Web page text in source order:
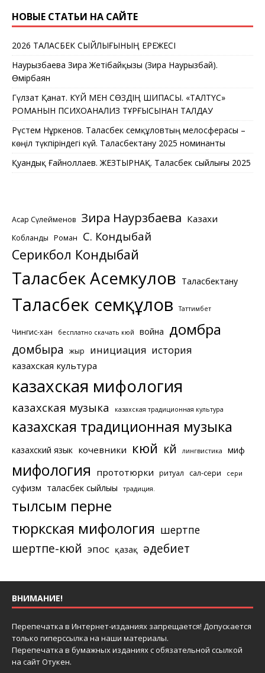
НОВЫЕ СТАТЬИ НА САЙТЕ
2026 ТАЛАСБЕК СЫЙЛЫҒЫНЫҢ ЕРЕЖЕСІ
Наурызбаева Зира Жетібайқызы (Зира Наурызбай).
Өмірбаян
Гүлзат Қанат. КҮЙ МЕН СӨЗДІҢ ШИПАСЫ. «ТАЛТҮС»
РОМАНЫН ПСИХОАНАЛИЗ ТҰРҒЫСЫНАН ТАЛДАУ
Рүстем Нұркенов. Таласбек Әсемқұловтың мелосферасы –
көңіл түкпіріндегі күй. Таласбектану 2025 номинанты
Қуандық Ғайноллаев. ЖЕЗТЫРНАҚ. Таласбек сыйлығы 2025
Асқар Сүлейменов Зира Наурзбаева Казахи
Кобланды Роман С. Кондыбай
Серикбол Кондыбай
Таласбек Асемкулов Таласбектану
Таласбек Әсемқұлов Таттимбет
Чингис-хан бесплатно скачать кюй война домбра
домбыра жыр инициация история
казахская культура
казахская мифология
казахская музыка казахская традиционная культура
казахская традиционная музыка
казахский язык кочевники кюй күй лингвистика миф
мифология прототюрки ритуал сал-сери сери
суфизм таласбек сыйлығы традиция.
тылсым перне
тюркская мифология шертпе
шертпе-кюй эпос қазақ әдебиет
ВНИМАНИЕ!
Перепечатка в Интернет-изданиях запрещается! Допускается
только гиперссылка на наши материалы.
Перепечатка в бумажных изданиях с обязательной ссылкой
на сайт Отукен.